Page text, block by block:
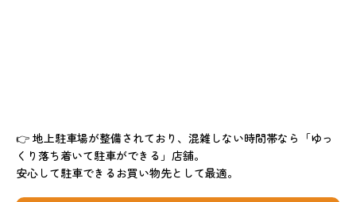
👉 地上駐車場が整備されており、混雑しない時間帯なら「ゆっ
くり落ち着いて駐車ができる」店舗。
安心して駐車できるお買い物先として最適。